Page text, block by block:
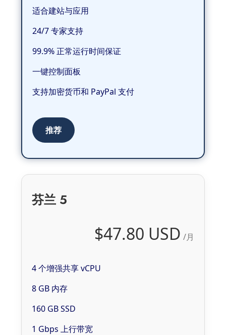
适合建站与应用
24/7 专家支持
99.9% 正常运行时间保证
一键控制面板
支持加密货币和 PayPal 支付
推荐
芬兰 5
$47.80 USD /月
4 个增强共享 vCPU
8 GB 内存
160 GB SSD
1 Gbps 上行带宽